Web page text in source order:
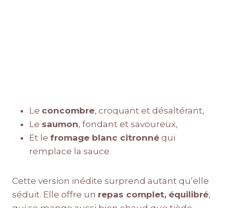
Le concombre, croquant et désaltérant,
Le saumon, fondant et savoureux,
Et le fromage blanc citronné qui
remplace la sauce.
Cette version inédite surprend autant qu’elle
séduit. Elle offre un repas complet, équilibré,